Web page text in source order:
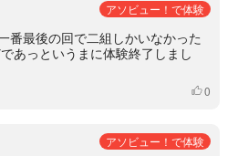
アソビュー！で体験
番最後の回で二組しかいなかった
あっというまに体験終了しまし
いいね
0
アソビュー！で体験